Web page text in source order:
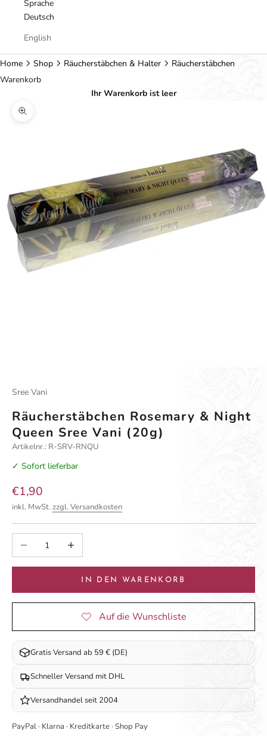
Sprache
Deutsch
English
Home Shop Räucherstäbchen & Halter
Räucherstäbchen
Warenkorb
Ihr Warenkorb ist leer
Bild vergrößern
Sree Vani
Räucherstäbchen Rosemary & Night
Queen Sree Vani (20g)
Artikelnr.: R-SRV-RNQU
✓ Sofort lieferbar
Angebot
€1,90
inkl. MwSt. zzgl. Versandkosten
Anzahl verringernAnzahl erhöhen
IN DEN WARENKORB
Gratis Versand ab 59 € (DE)
Schneller Versand mit DHL
Versandhandel seit 2004
PayPal · Klarna · Kreditkarte · Shop Pay